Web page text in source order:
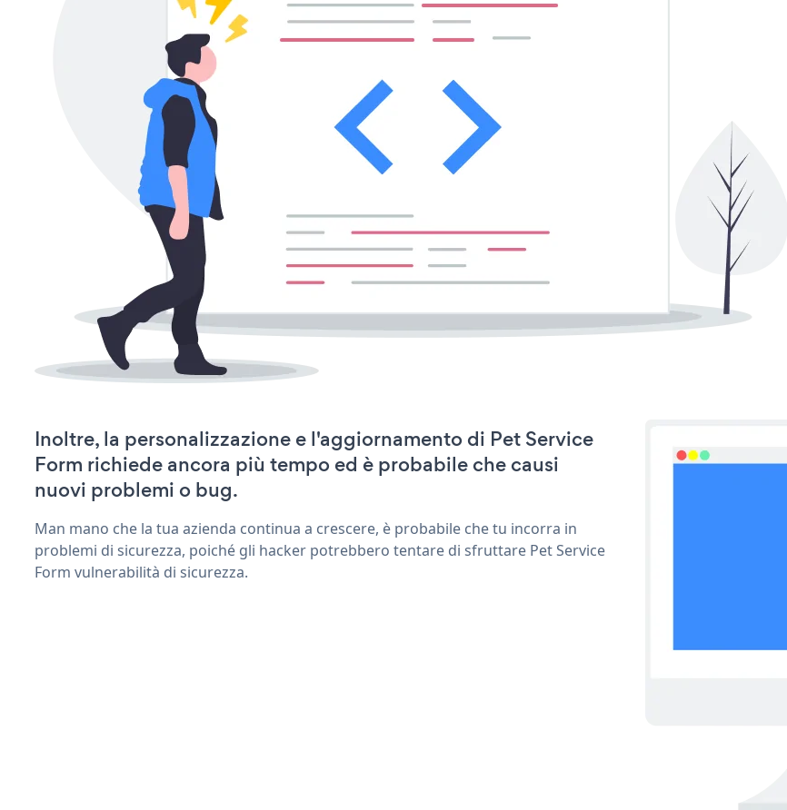
Inoltre, la personalizzazione e l'aggiornamento di Pet Service
Form richiede ancora più tempo ed è probabile che causi
nuovi problemi o bug.
Man mano che la tua azienda continua a crescere, è probabile che tu incorra in
problemi di sicurezza, poiché gli hacker potrebbero tentare di sfruttare Pet Service
Form vulnerabilità di sicurezza.